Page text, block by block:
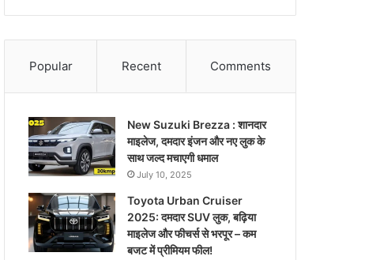
Popular Recent Comments
New Suzuki Brezza : शानदार
माइलेज, दमदार इंजन और नए लुक के
साथ जल्द मचाएगी धमाल
July 10, 2025
Toyota Urban Cruiser
2025: दमदार SUV लुक, बढ़िया
माइलेज और फीचर्स से भरपूर – कम
बजट में प्रीमियम फील!